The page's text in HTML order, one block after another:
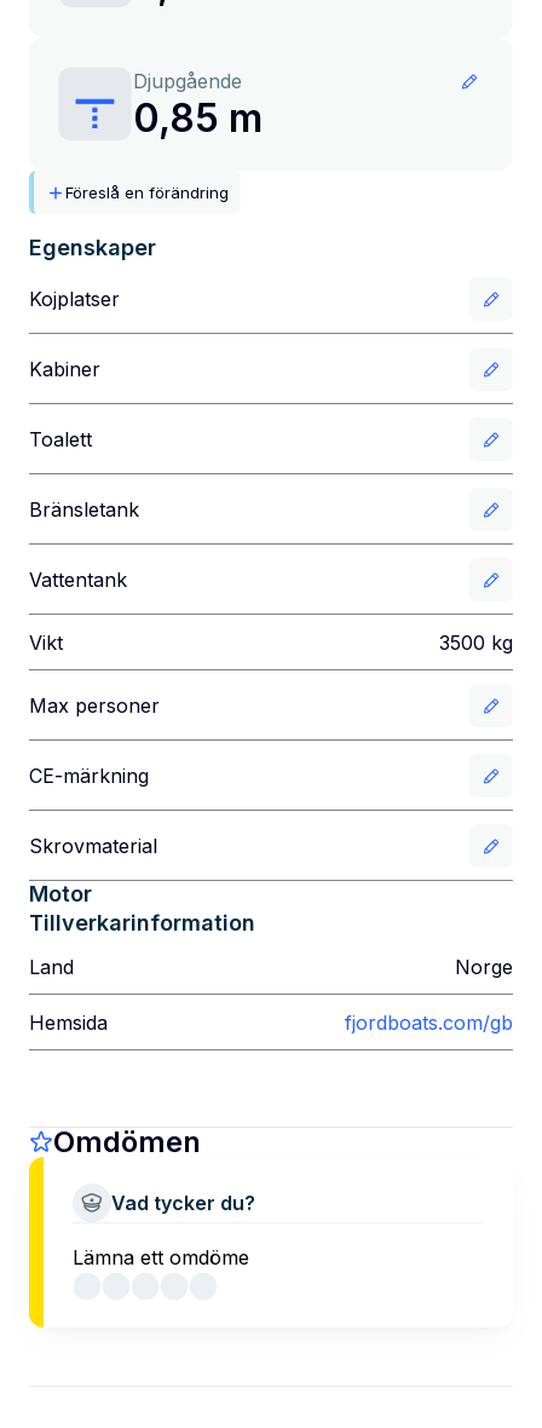
Djupgående
0,85 m
Föreslå en förändring
Egenskaper
Kojplatser
Kabiner
Toalett
Bränsletank
Vattentank
Vikt 3500 kg
Max personer
CE-märkning
Skrovmaterial
Motor
Tillverkarinformation
Land Norge
Hemsida fjordboats.com/gb
Omdömen
Vad tycker du?
Lämna ett omdöme